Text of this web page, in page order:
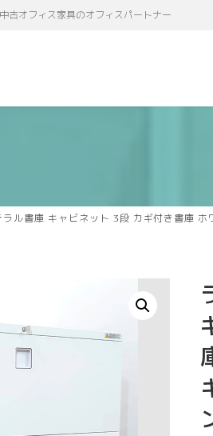
古オフィス家具のオフィスパートナー
ラル書庫 キャビネット 3段 カギ付き書庫